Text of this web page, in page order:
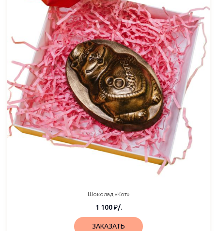
Шоколад «Кот»
1 100₽/.
ЗАКАЗАТЬ